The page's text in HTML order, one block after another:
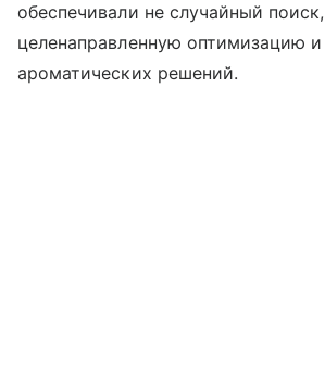
обеспечивали не случайный
целенаправленную оптимизацию
ароматических решений.